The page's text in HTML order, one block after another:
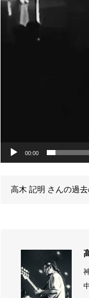
00:00
高木 記明 さんの過